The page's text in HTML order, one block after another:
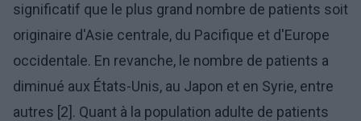
significatif que le plus grand nombre de patients soit
originaire d'Asie centrale, du Pacifique et d'Europe
occidentale. En revanche, le nombre de patients a
diminué aux États-Unis, au Japon et en Syrie, entre
autres [2]. Quant à la population adulte de patients